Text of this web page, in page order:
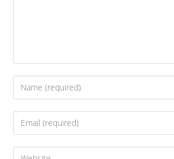
Enter
your
name
Enter
your
email
Enter